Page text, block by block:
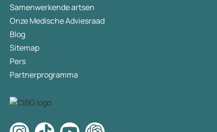
Samenwerkende artsen
Onze Medische Adviesraad
Blog
Sitemap
Pers
Partnerprogramma